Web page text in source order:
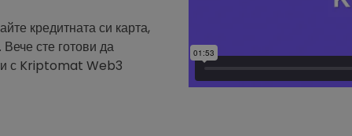
кредитната си карта,
сте готови да
с Kriptomat Web3